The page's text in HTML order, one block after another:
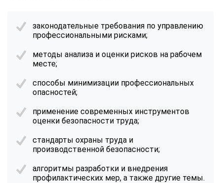
законодательные требования по управлению
профессиональными рисками;
методы анализа и оценки рисков на рабочем
месте;
способы минимизации профессиональных
опасностей;
применение современных инструментов
оценки безопасности труда;
стандарты охраны труда и
производственной безопасности;
алгоритмы разработки и внедрения
профилактических мер, а также другие темы.